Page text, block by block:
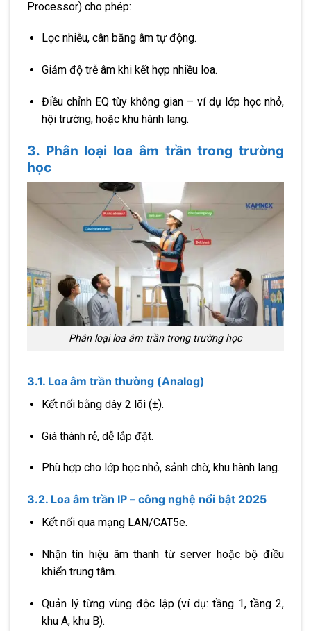
Processor) cho phép:
Lọc nhiễu, cân bằng âm tự động.
Giảm độ trễ âm khi kết hợp nhiều loa.
Điều chỉnh EQ tùy không gian – ví dụ lớp học nhỏ,
hội trường, hoặc khu hành lang.
3. Phân loại loa âm trần trong trường
học
Phân loại loa âm trần trong trường học
3.1. Loa âm trần thường (Analog)
Kết nối bằng dây 2 lõi (±).
Giá thành rẻ, dễ lắp đặt.
Phù hợp cho lớp học nhỏ, sảnh chờ, khu hành lang.
3.2. Loa âm trần IP – công nghệ nổi bật 2025
Kết nối qua mạng LAN/CAT5e.
Nhận tín hiệu âm thanh từ server hoặc bộ điều
khiển trung tâm.
Quản lý từng vùng độc lập (ví dụ: tầng 1, tầng 2,
khu A, khu B).